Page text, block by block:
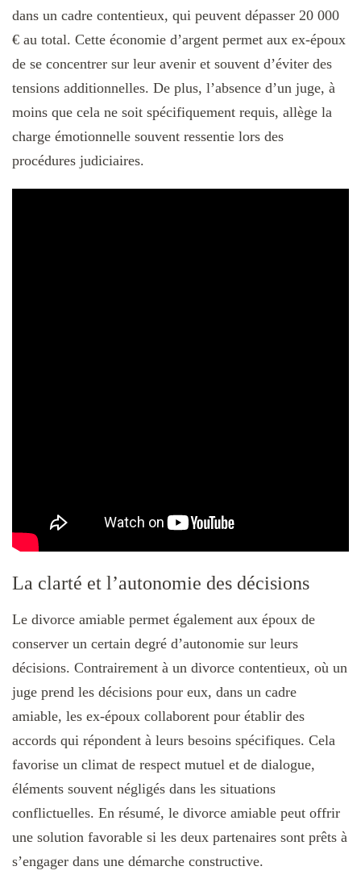
dans un cadre contentieux, qui peuvent dépasser 20 000
€ au total. Cette économie d’argent permet aux ex-époux
de se concentrer sur leur avenir et souvent d’éviter des
tensions additionnelles. De plus, l’absence d’un juge, à
moins que cela ne soit spécifiquement requis, allège la
charge émotionnelle souvent ressentie lors des
procédures judiciaires.
La clarté et l’autonomie des décisions
Le divorce amiable permet également aux époux de
conserver un certain degré d’autonomie sur leurs
décisions. Contrairement à un divorce contentieux, où un
juge prend les décisions pour eux, dans un cadre
amiable, les ex-époux collaborent pour établir des
accords qui répondent à leurs besoins spécifiques. Cela
favorise un climat de respect mutuel et de dialogue,
éléments souvent négligés dans les situations
conflictuelles. En résumé, le divorce amiable peut offrir
une solution favorable si les deux partenaires sont prêts à
s’engager dans une démarche constructive.